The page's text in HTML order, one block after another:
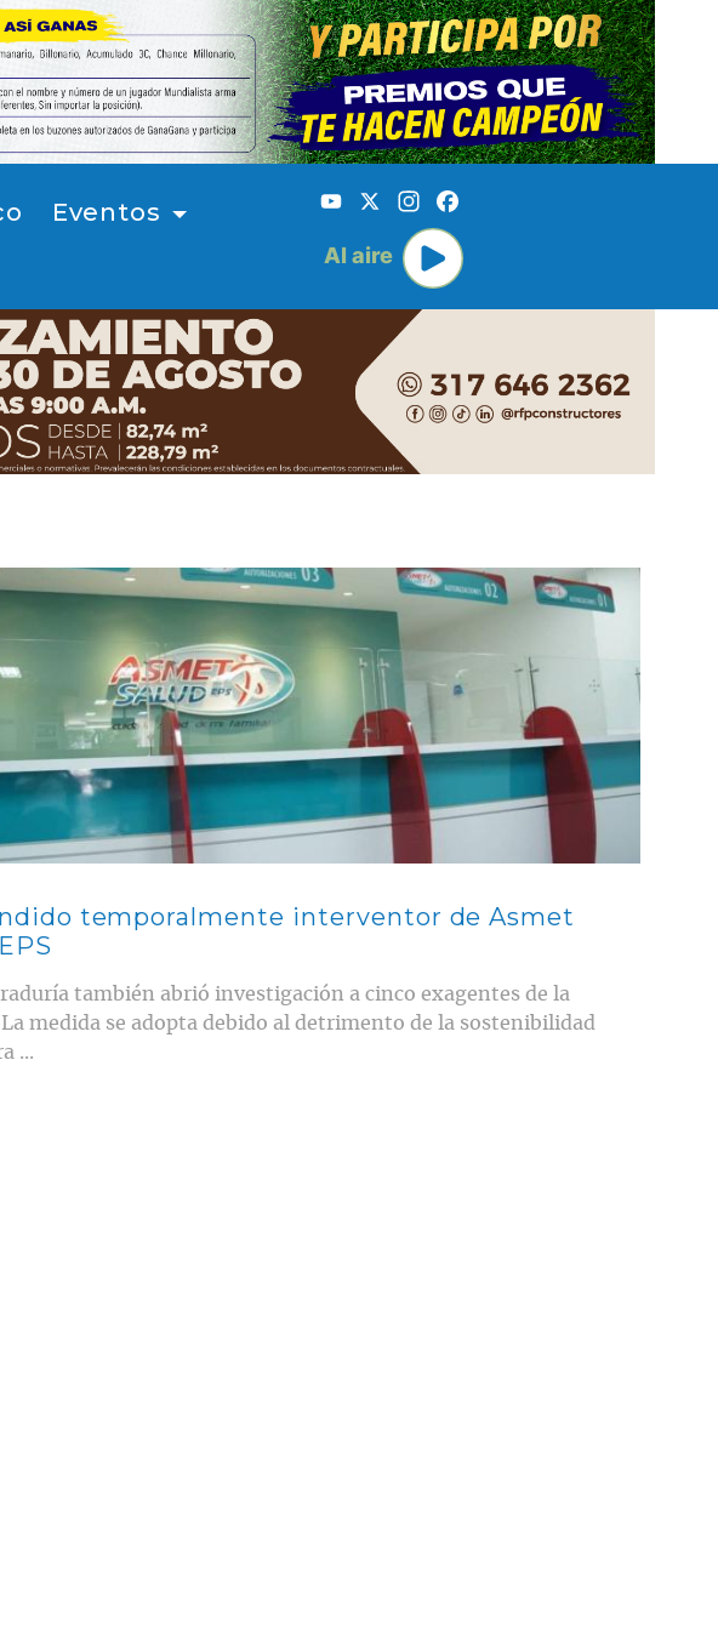
Eventos
YouTube
X Instagram
Al aire
principal
temporalmente interventor de Asmet
también abrió investigación a cinco exagentes de la
medida se adopta debido al detrimento de la sostenibilidad
...